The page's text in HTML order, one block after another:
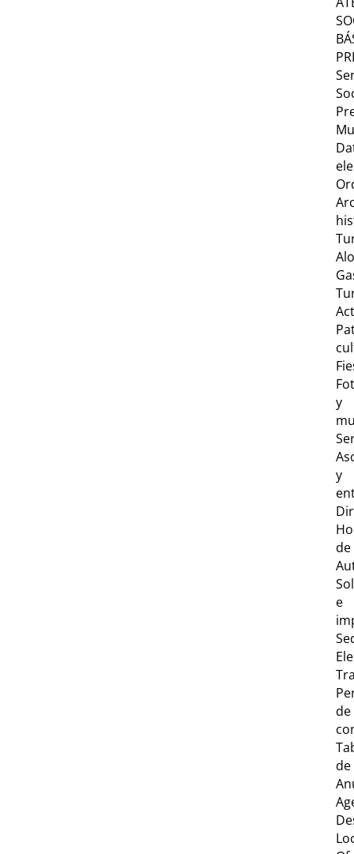
y
y
de
e
de
de